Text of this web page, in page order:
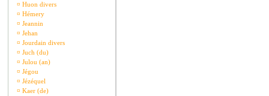
¤ Huon divers
¤ Hémery
¤ Jeannin
¤ Jehan
¤ Jourdain divers
¤ Juch (du)
¤ Julou (an)
¤ Jégou
¤ Jézéquel
¤ Kaer (de)